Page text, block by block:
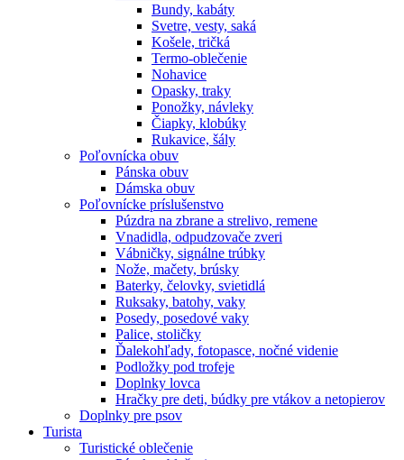
Bundy, kabáty
Svetre, vesty, saká
Košele, tričká
Termo-oblečenie
Nohavice
Opasky, traky
Ponožky, návleky
Čiapky, klobúky
Rukavice, šály
Poľovnícka obuv
Pánska obuv
Dámska obuv
Poľovnícke príslušenstvo
Púzdra na zbrane a strelivo, remene
Vnadidla, odpudzovače zveri
Vábničky, signálne trúbky
Nože, mačety, brúsky
Baterky, čelovky, svietidlá
Ruksaky, batohy, vaky
Posedy, posedové vaky
Palice, stoličky
Ďalekohľady, fotopasce, nočné videnie
Podložky pod trofeje
Doplnky lovca
Hračky pre deti, búdky pre vtákov a netopierov
Doplnky pre psov
Turista
Turistické oblečenie